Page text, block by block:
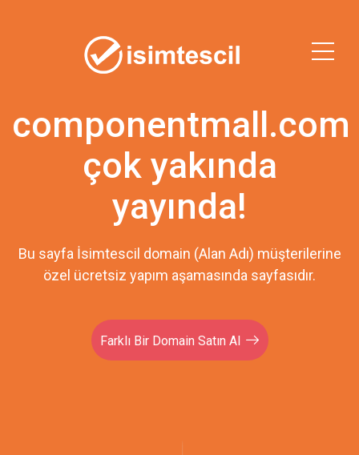
componentmall.com
çok yakında
yayında!
Bu sayfa İsimtescil domain (Alan Adı) müşterilerine
özel ücretsiz yapım aşamasında sayfasıdır.
Farklı Bir Domain Satın Al